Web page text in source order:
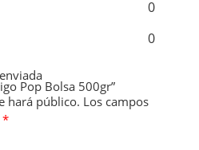
0
0
Pop Bolsa 500gr”
hará público. Los campos
*